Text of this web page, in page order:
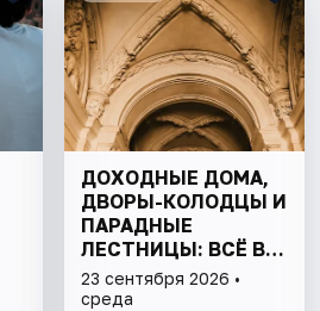
ДОХОДНЫЕ ДОМА,
ДВОРЫ-КОЛОДЦЫ И
ПАРАДНЫЕ
ЛЕСТНИЦЫ: ВСЁ В
ОДНОЙ ПРОГУЛКЕ
23 сентября 2026 •
среда